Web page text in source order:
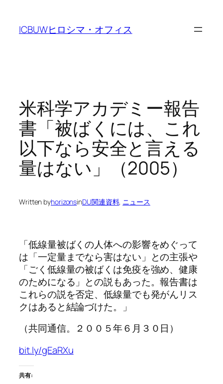
content
ICBUWヒロシマ・オフィス
米科学アカデミー報告
書「被ばくには、これ
以下なら安全と言える
量はない」（2005）
Written byhorizonsinDU関連資料, ニュース
「低線量被ばくの人体への影響をめぐって
は「一定量までなら害はない」との主張や
「ごく低線量の被ばくは免疫を強め、健康
のためになる」との説もあった。報告書は
これらの説を否定、低線量でも発がんリス
クはあると結論づけた。」
（共同通信。２００５年６月３０日）
bit.ly/gEaRXu
共有: